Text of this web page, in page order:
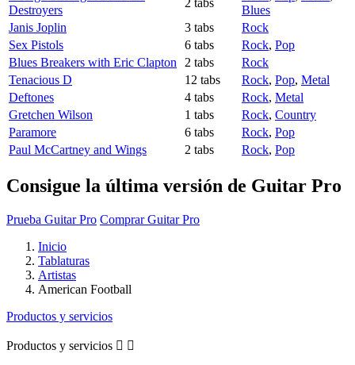
Destroyers
2 tabs
Blues
Janis Joplin
3 tabs
Rock
Sex Pistols
6 tabs Rock, Pop
Blues Breakers with Eric Clapton
2 tabs
Rock
Tenacious D
12 tabs Rock, Pop, Metal
Deftones
4 tabs Rock, Metal
Gretchen Wilson
1 tabs Rock, Country
Paramore
6 tabs Rock, Pop
Paul McCartney and Wings
2 tabs Rock, Pop
Consigue la última versión de Guitar Pro
Prueba Guitar Pro Comprar Guitar Pro
Inicio
Tablaturas
Artistas
American Football
Productos y servicios
Productos y servicios  